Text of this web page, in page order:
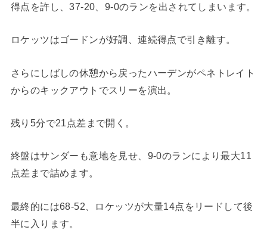
得点を許し、37-20、9-0のランを出されてしまいます。
ロケッツはゴードンが好調、連続得点で引き離す。
さらにしばしの休憩から戻ったハーデンがペネトレイト
からのキックアウトでスリーを演出。
残り5分で21点差まで開く。
終盤はサンダーも意地を見せ、9-0のランにより最大11
点差まで詰めます。
最終的には68-52、ロケッツが大量14点をリードして後
半に入ります。